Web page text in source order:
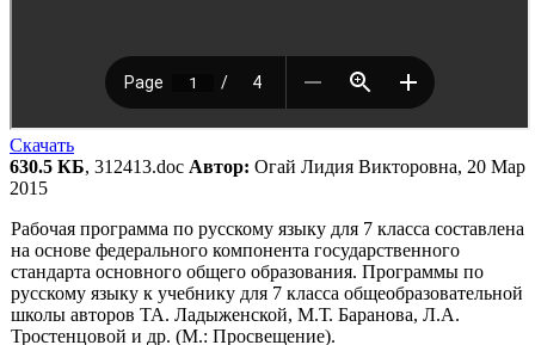
Скачать
630.5 КБ, 312413.doc Автор: Огай Лидия Викторовна, 20 Мар
2015
Рабочая программа по русскому языку для 7 класса составлена
на основе федерального компо­нента государственного
стандарта основного общего образования. Программы по
русскому языку к учеб­нику для 7 класса общеобразовательной
школы ав­торов ТА. Ладыженской, М.Т. Баранова, Л.А.
Тростенцовой и др. (М.: Просвещение).